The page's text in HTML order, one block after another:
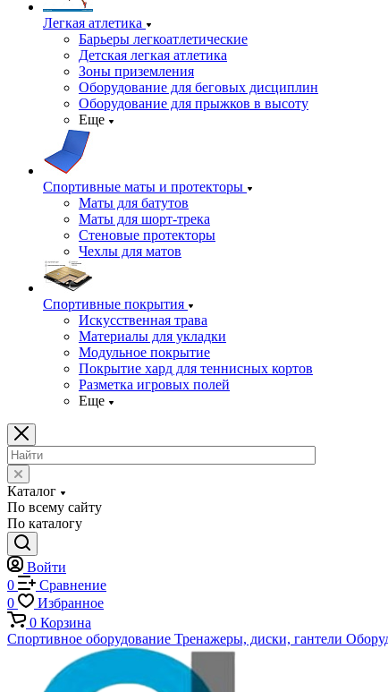
Легкая атлетика
Барьеры легкоатлетические
Детская легкая атлетика
Зоны приземления
Оборудование для беговых дисциплин
Оборудование для прыжков в высоту
Еще
Спортивные маты и протекторы
Маты для батутов
Маты для шорт-трека
Стеновые протекторы
Чехлы для матов
Спортивные покрытия
Искусственная трава
Материалы для укладки
Модульное покрытие
Покрытие хард для теннисных кортов
Разметка игровых полей
Еще
Каталог
По всему сайту
По каталогу
Войти
0
Сравнение
0
Избранное
0 Корзина
Спортивное оборудование Тренажеры, диски, гантели